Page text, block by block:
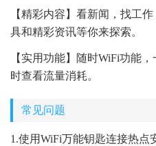
【精彩内容】看新闻，找工
具和精彩资讯等你来探索。
【实用功能】随时WiFi功能
时查看流量消耗。
常见问题
1.使用WiFi万能钥匙连接热点